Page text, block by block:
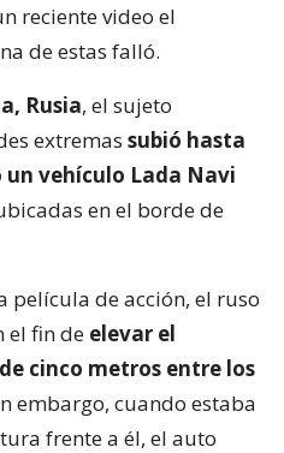
reciente video el
de estas falló.
Rusia, el sujeto
extremas subió hasta
vehículo Lada Navi
en el borde de
película de acción, el ruso
el fin de elevar el
cinco metros entre los
embargo, cuando estaba
frente a él, el auto